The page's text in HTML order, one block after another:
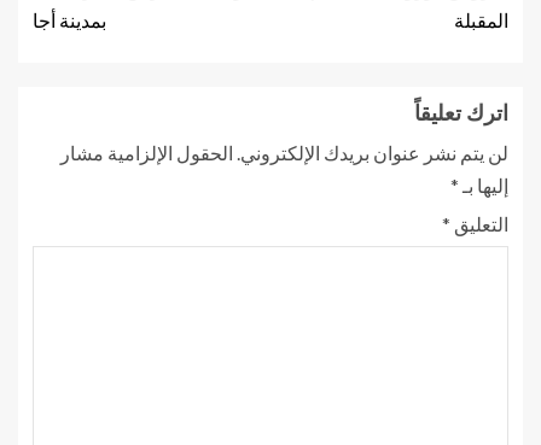
المقبلة
بمدينة أجا
اترك تعليقاً
لن يتم نشر عنوان بريدك الإلكتروني. الحقول الإلزامية مشار
إليها بـ *
التعليق *